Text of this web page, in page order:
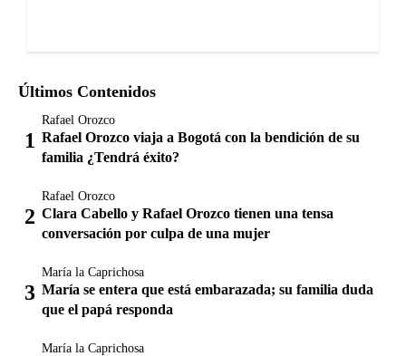
Últimos Contenidos
Rafael Orozco
Rafael Orozco viaja a Bogotá con la bendición de su
familia ¿Tendrá éxito?
Rafael Orozco
Clara Cabello y Rafael Orozco tienen una tensa
conversación por culpa de una mujer
María la Caprichosa
María se entera que está embarazada; su familia duda
que el papá responda
María la Caprichosa